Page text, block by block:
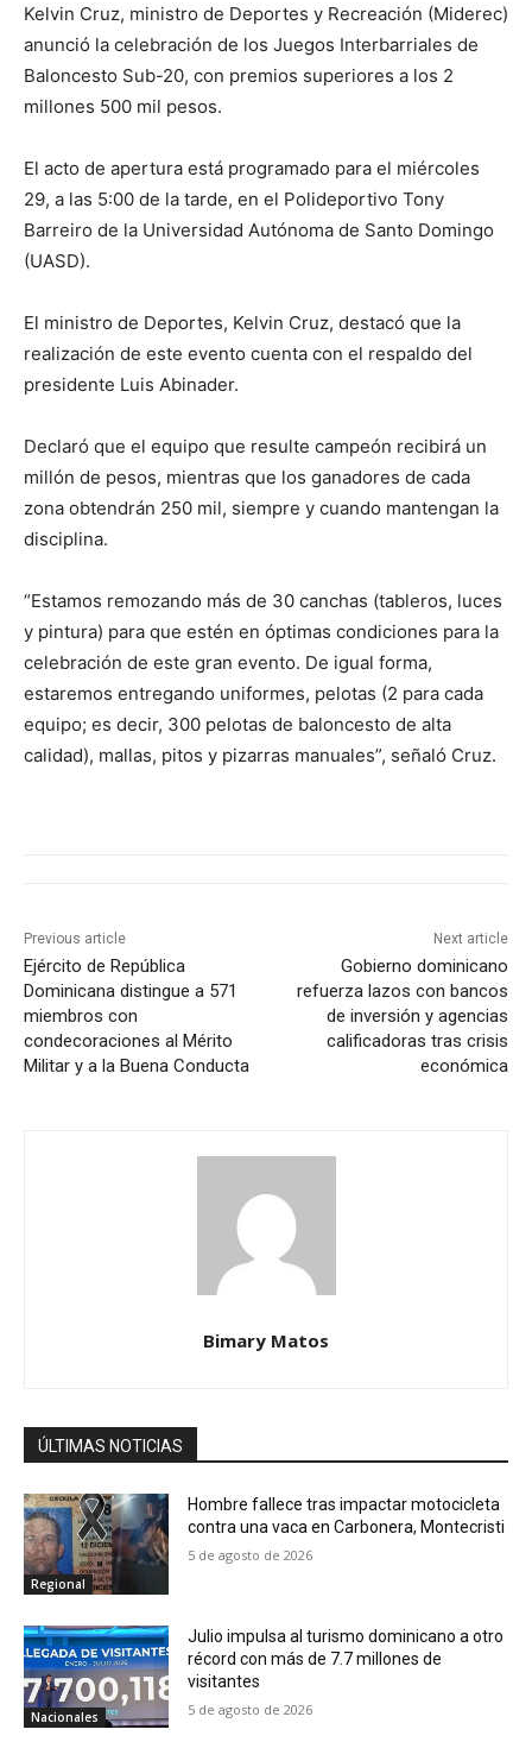
Kelvin Cruz, ministro de Deportes y Recreación (Miderec)
anunció la celebración de los Juegos Interbarriales de
Baloncesto Sub-20, con premios superiores a los 2
millones 500 mil pesos.
El acto de apertura está programado para el miércoles
29, a las 5:00 de la tarde, en el Polideportivo Tony
Barreiro de la Universidad Autónoma de Santo Domingo
(UASD).
El ministro de Deportes, Kelvin Cruz, destacó que la
realización de este evento cuenta con el respaldo del
presidente Luis Abinader.
Declaró que el equipo que resulte campeón recibirá un
millón de pesos, mientras que los ganadores de cada
zona obtendrán 250 mil, siempre y cuando mantengan la
disciplina.
“Estamos remozando más de 30 canchas (tableros, luces
y pintura) para que estén en óptimas condiciones para la
celebración de este gran evento. De igual forma,
estaremos entregando uniformes, pelotas (2 para cada
equipo; es decir, 300 pelotas de baloncesto de alta
calidad), mallas, pitos y pizarras manuales”, señaló Cruz.
Previous article
Ejército de República
Dominicana distingue a 571
miembros con
condecoraciones al Mérito
Militar y a la Buena Conducta
Next article
Gobierno dominicano
refuerza lazos con bancos
de inversión y agencias
calificadoras tras crisis
económica
Bimary Matos
ÚLTIMAS NOTICIAS
Regional
Hombre fallece tras impactar motocicleta
contra una vaca en Carbonera, Montecristi
5 de agosto de 2026
Nacionales
Julio impulsa al turismo dominicano a otro
récord con más de 7.7 millones de
visitantes
5 de agosto de 2026